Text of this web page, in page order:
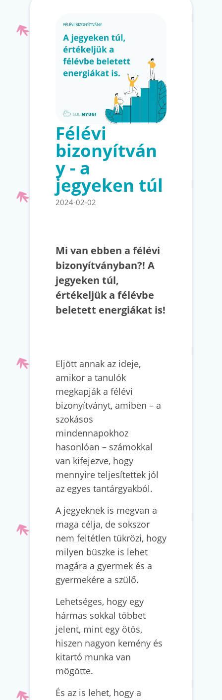
Félévi
bizonyítván
y - a
jegyeken túl
2024-02-02
Mi van ebben a félévi
bizonyítványban?! A
jegyeken túl,
értékeljük a félévbe
beletett energiákat is!
Eljött annak az ideje,
amikor a tanulók
megkapják a félévi
bizonyítványt, amiben – a
szokásos
mindennapokhoz
hasonlóan – számokkal
van kifejezve, hogy
mennyire teljesítettek jól
az egyes tantárgyakból.
A jegyeknek is megvan a
maga célja, de sokszor
nem feltétlen tükrözi, hogy
milyen büszke is lehet
magára a gyermek és a
gyermekére a szülő.
Lehetséges, hogy egy
hármas sokkal többet
jelent, mint egy ötös,
hiszen nagyon kemény és
kitartó munka van
mögötte.
És az is lehet, hogy a